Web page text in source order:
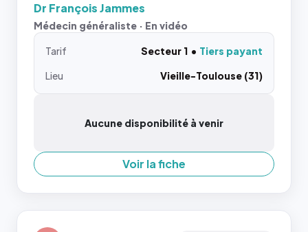
Dr François Jammes
Médecin généraliste · En vidéo
Tarif Secteur 1
Tiers payant
Lieu
Vieille-Toulouse (31)
Aucune disponibilité à venir
Voir la fiche